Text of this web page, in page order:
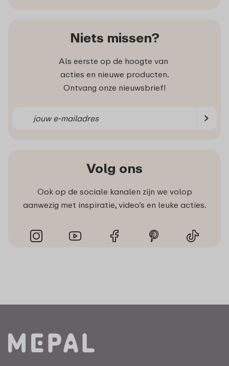
Niets missen?
Als eerste op de hoogte van
acties en nieuwe producten.
Ontvang onze nieuwsbrief!
Volg ons
Ook op de sociale kanalen zijn we volop
aanwezig met inspiratie, video’s en leuke acties.